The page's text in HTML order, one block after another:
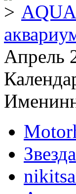
Апрель
Звезда